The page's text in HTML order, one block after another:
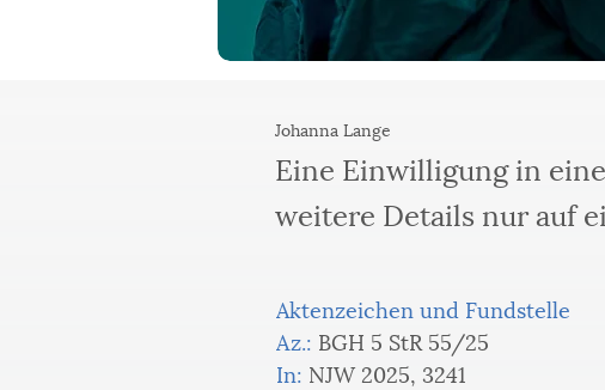
Johanna Lange
Eine Einwilligung in
weitere Details nur auf
Aktenzeichen und Fundstelle
Az.: BGH 5 StR 55/25
In: NJW 2025, 3241